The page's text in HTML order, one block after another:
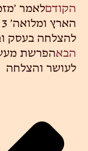
הקודםלאמר
להצלחה בעסק
הבאהפרשת
לעושר והצלחה